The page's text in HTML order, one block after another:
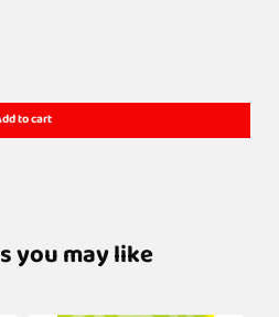
to cart
you may like